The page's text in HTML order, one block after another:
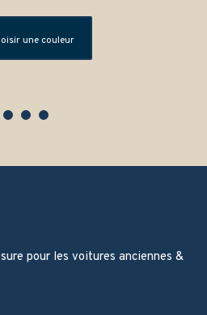
couleur
pour les voitures anciennes &